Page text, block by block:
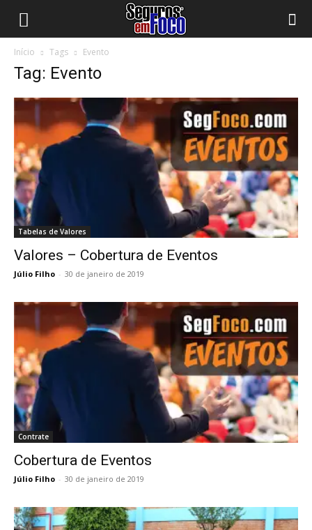
Início Tags Evento
Tag: Evento
Tabelas de Valores
Valores – Cobertura de Eventos
Júlio Filho - 30 de janeiro de 2019
Contrate
Cobertura de Eventos
Júlio Filho - 30 de janeiro de 2019